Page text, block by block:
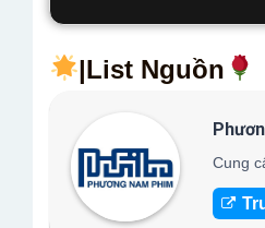
|List Nguồn
Cung